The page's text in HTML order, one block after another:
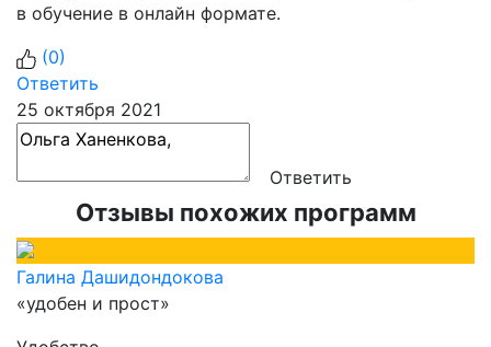
в обучение в онлайн формате.
(0)
Ответить
25 октября 2021
Ответить
Отзывы похожих программ
Галина Дашидондокова
«удобен и прост»